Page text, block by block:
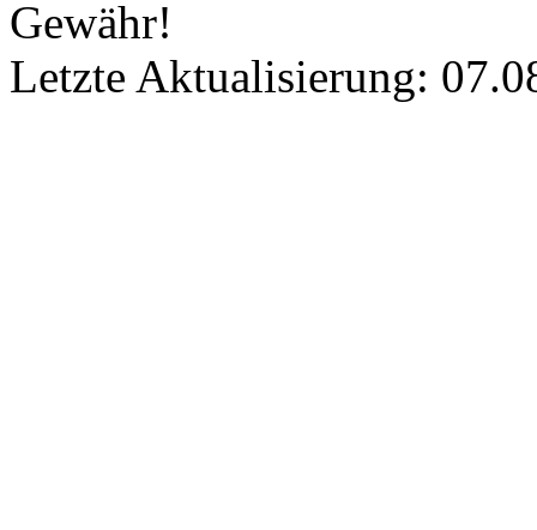
Gewähr!
Letzte Aktualisierung: